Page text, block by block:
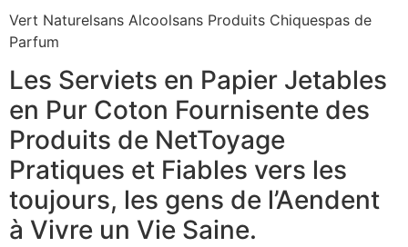
Vert Naturelsans Alcoolsans Produits Chiquespas de
Parfum
Les Serviets en Papier Jetables
en Pur Coton Fournisente des
Produits de NetToyage
Pratiques et Fiables vers les
toujours, les gens de l’Aendent
à Vivre un Vie Saine.